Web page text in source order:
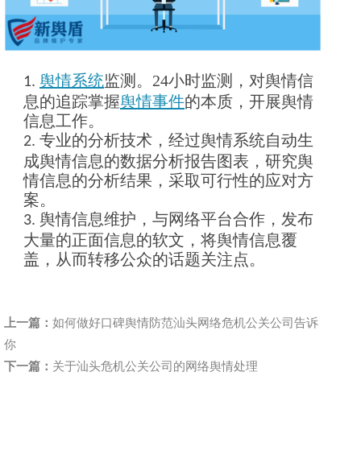
1. 舆情系统监测。 24小时监测，对舆情信
息的追踪掌握舆情事件的本质，开展舆情
信息工作。
2. 专业的分析技术，经过舆情系统自动生
成舆情信息的数据分析报告图表，研究舆
情信息的分析结果，采取可行性的应对方
案。
3. 舆情信息维护，与网络平台合作，发布
大量的正面信息的软文，将舆情信息覆
盖，从而转移公众的话题关注点。
上一篇： 如何做好口碑舆情防范汕头网络危机公关公司告诉
你
下一篇： 关于汕头危机公关公司的网络舆情处理